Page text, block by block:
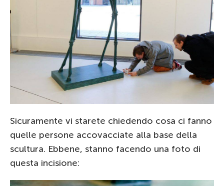
Sicuramente vi starete chiedendo cosa ci fanno
quelle persone accovacciate alla base della
scultura. Ebbene, stanno facendo una foto di
questa incisione: